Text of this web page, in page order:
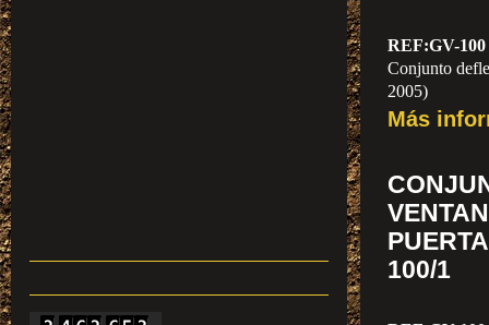
REF:GV-100
Conjunto
2005)
Más
100/1